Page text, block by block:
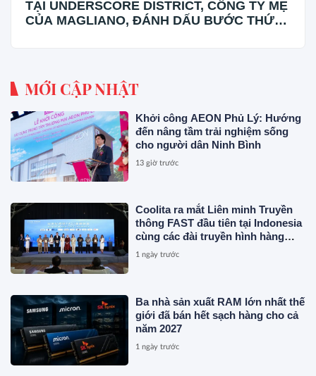
TẠI UNDERSCORE DISTRICT, CÔNG TY MẸ
CỦA MAGLIANO, ĐÁNH DẤU BƯỚC THỨ
MỚI CẬP NHẬT
Khởi công AEON Phủ Lý: Hướng
đến nâng tầm trải nghiệm sống
cho người dân Ninh Bình
13 giờ trước
Coolita ra mắt Liên minh Truyền
thông FAST đầu tiên tại Indonesia
cùng các đài truyền hình hàng
đầu
1 ngày trước
Ba nhà sản xuất RAM lớn nhất thế
giới đã bán hết sạch hàng cho cả
năm 2027
1 ngày trước